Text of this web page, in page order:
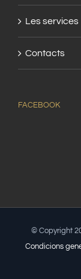
Les services
Contacts
FACEBOOK
© Copyright
Condicions